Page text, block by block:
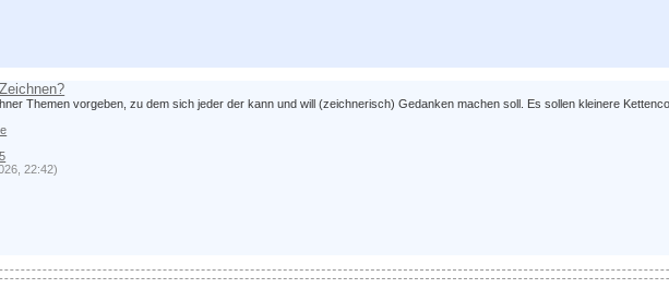
Themen vorgeben, zu dem sich jeder der kann und will (zeichnerisch) Gedanken machen soll. Es sollen kleinere
22:42)